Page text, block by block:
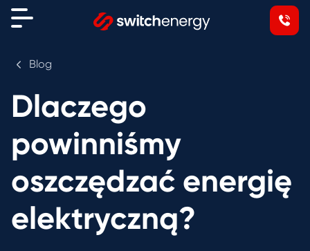
Blog
Dlaczego
powinniśmy
oszczędzać energię
elektryczną?